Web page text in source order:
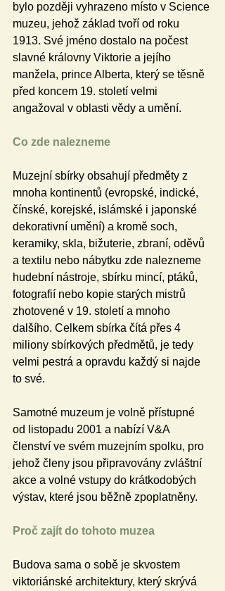
bylo později vyhrazeno místo v Science
muzeu, jehož základ tvoří od roku
1913. Své jméno dostalo na počest
slavné královny Viktorie a jejího
manžela, prince Alberta, který se těsně
před koncem 19. století velmi
angažoval v oblasti vědy a umění.
Co zde nalezneme
Muzejní sbírky obsahují předměty z
mnoha kontinentů (evropské, indické,
čínské, korejské, islámské i japonské
dekorativní umění) a kromě soch,
keramiky, skla, bižuterie, zbraní, oděvů
a textilu nebo nábytku zde nalezneme
hudební nástroje, sbírku mincí, ptáků,
fotografií nebo kopie starých mistrů
zhotovené v 19. století a mnoho
dalšího. Celkem sbírka čítá přes 4
miliony sbírkových předmětů, je tedy
velmi pestrá a opravdu každý si najde
to své.
Samotné muzeum je volně přístupné
od listopadu 2001 a nabízí V&A
členství ve svém muzejním spolku, pro
jehož členy jsou připravovány zvláštní
akce a volné vstupy do krátkodobých
výstav, které jsou běžně zpoplatněny.
Proč zajít do tohoto muzea
Budova sama o sobě je skvostem
viktoriánské architektury, který skrývá